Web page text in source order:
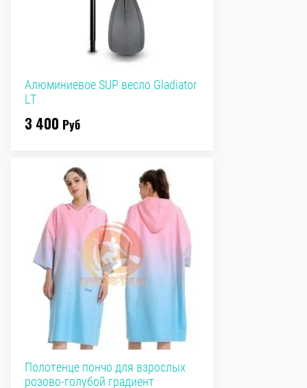
Алюминиевое SUP весло Gladiator
LT
3 400 Руб
Полотенце пончо для взрослых
розово-голубой градиент